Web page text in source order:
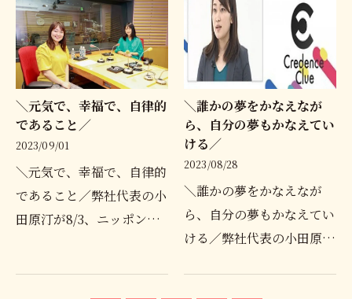
いわみ9期の申し込みが開
始しました✨【オンライン
講座開催日時】2023年11
月4日(…
します🌸人生を歩んでいく
なかでの様々なライフステ
ージ…
＼元気で、幸福で、自律的
であること／
2023/09/01
＼元気で、幸福で、自律的
であること／弊社代表の小
田原汀が8/3、ニッポン放
＼誰かの夢をかなえなが
ら、自分の夢もかなえてい
ける／
2023/08/28
＼誰かの夢をかなえなが
ら、自分の夢もかなえてい
ける／弊社代表の小田原汀